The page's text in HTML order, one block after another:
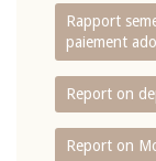
Rapport
paiement
Report on
Report on